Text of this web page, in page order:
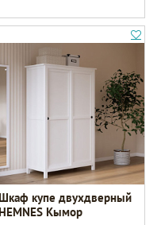
Шкаф купе двухдверный
HEMNES Кымор